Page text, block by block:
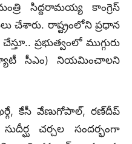
సిద్దరామయ్య కాంగ్రెస్
చేశారు. రాష్ట్రంలోని ప్రధాన
ప్రభుత్వంలో ముగ్గురు
సీఎం) నియమించాలని
కేసీ వేణుగోపాల్, రణ్‌దీప్
చర్చల సందర్భంగా